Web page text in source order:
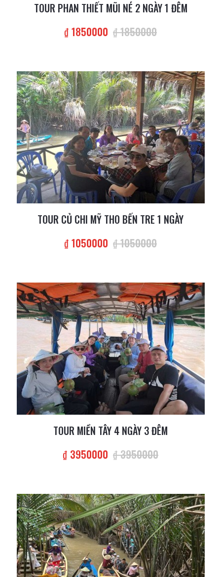
TOUR PHAN THIẾT MŨI NÉ 2 NGÀY 1 ĐÊM
₫ 1850000 ₫ 1850000
TOUR CỦ CHI MỸ THO BẾN TRE 1 NGÀY
₫ 1050000 ₫ 1050000
TOUR MIỀN TÂY 4 NGÀY 3 ĐÊM
₫ 3950000 ₫ 3950000